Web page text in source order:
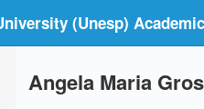
(Unesp)
Angela Maria